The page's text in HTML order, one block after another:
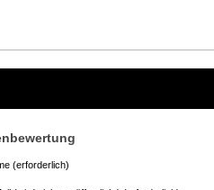
(erforderlich)